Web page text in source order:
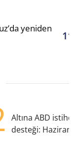
yeniden
Altına ABD
desteği: